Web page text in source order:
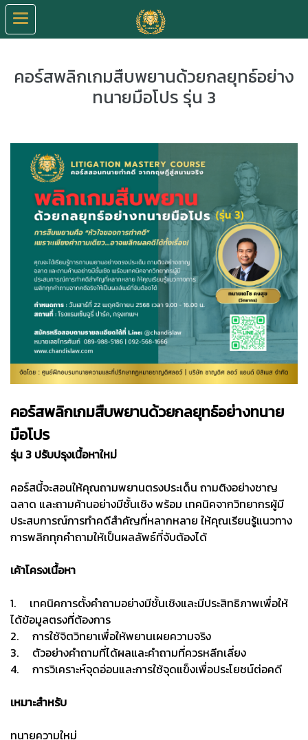
คอร์สพลิกเกมสืบพยานด้วยกลยุทธ์อย่าง
ทนายมือโปร รุ่น 3
คอร์สพลิกเกมสืบพยานด้วยกลยุทธ์อย่างทนาย
มือโปร
รุ่น 3 ปรับปรุงเนื้อหาใหม่
คอร์สนี้จะสอนให้คุณถามพยานตรงประเด็น ถามติงอย่างชาญ
ฉลาด และถามค้านอย่างมีชั้นเชิง พร้อม เทคนิคจากวิทยากรผู้มี
ประสบการณ์การทำคดีสำคัญที่หลากหลาย ให้คุณเรียนรู้แนวทาง
การพลิกทุกคำถามให้เป็นผลลัพธ์ที่จับต้องได้
เค้าโครงเนื้อหา
1. เทคนิคการตั้งคำถามอย่างมีชั้นเชิงและมีประสิทธิภาพเพื่อให้
ได้ข้อมูลตรงที่ต้องการ
2. การใช้จิตวิทยาเพื่อให้พยานเผยความจริง
3. ตัวอย่างคำถามที่ได้ผลและคำถามที่ควรหลีกเลี่ยง
4. การวิเคราะห์จุดอ่อนและการใช้จุดแข็งเพื่อประโยชน์ต่อคดี
เหมาะสำหรับ
ทนายความใหม่